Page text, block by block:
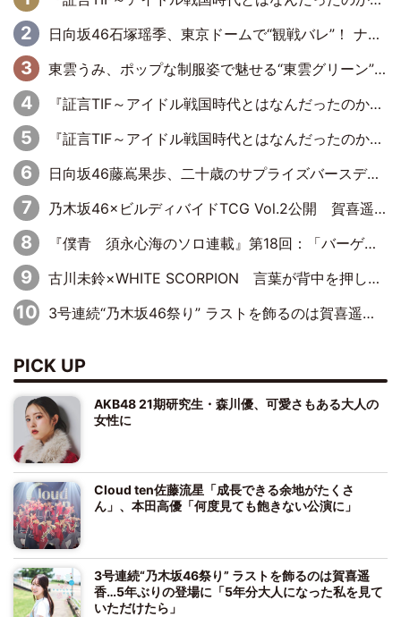
日向坂46石塚瑶季、東京ドームで“観戦バレ”！ ナイツ・塙も認めた「巨人に詳しすぎるアイドル」は元VENUSスクール生で杉内コーチ推し⁉
東雲うみ、ポップな制服姿で魅せる“東雲グリーン”の正体
『証言TIF～アイドル戦国時代とはなんだったのか～』第8回：Negicco・Nao☆×Megu×Kaede「東京からオファーが来たのと、梨の皮剥きとどっちが大事なんだって」
『証言TIF～アイドル戦国時代とはなんだったのか～』第10回：さくら学院・武藤彩未×飯田らうら「正直、中3で辞めるというのを信じてなくて。そう言われてはいたけど、嘘でしょって」
日向坂46藤嶌果歩、二十歳のサプライズバースデーに大喜び「頼られる先輩になれるように努力していきたい」
乃木坂46×ビルディバイドTCG Vol.2公開 賀喜遥香＆田村真佑が『京まふ』ステージに登壇
『僕青 須永心海のソロ連載』第18回：「バーゲンセールハンターみうな inしまむら」編
古川未鈴×WHITE SCORPION 言葉が背中を押した“それぞれの決意”
3号連続“乃木坂46祭り” ラストを飾るのは賀喜遥香…5年ぶりの登場に「5年分大人になった私を見ていただけたら」
PICK UP
AKB48 21期研究生・森川優、可愛さもある大人の
女性に
Cloud ten佐藤流星「成長できる余地がたくさ
ん」、本田高優「何度見ても飽きない公演に」
3号連続“乃木坂46祭り” ラストを飾るのは賀喜遥
香…5年ぶりの登場に「5年分大人になった私を見て
いただけたら」